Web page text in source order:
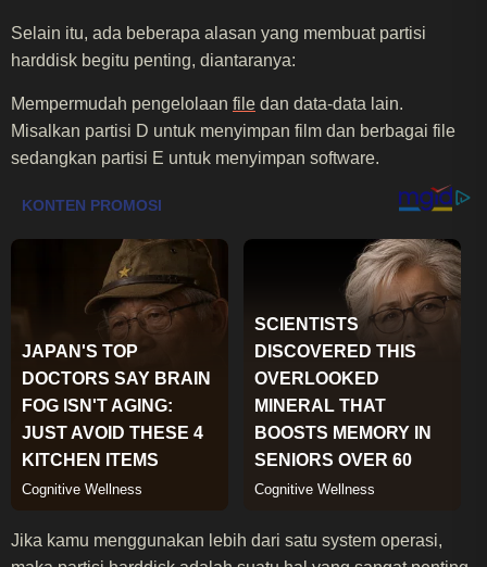
Selain itu, ada beberapa alasan yang membuat partisi
harddisk begitu penting, diantaranya:
Mempermudah pengelolaan file dan data-data lain.
Misalkan partisi D untuk menyimpan film dan berbagai file
sedangkan partisi E untuk menyimpan software.
Jika kamu menggunakan lebih dari satu system operasi,